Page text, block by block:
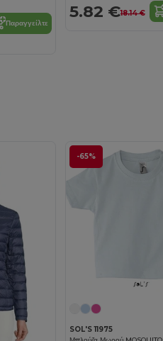
Παραγγείλτε
5.82 €18.14 €
-65%
SOL'S 11975